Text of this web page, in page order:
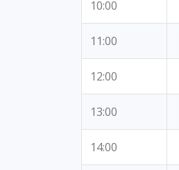
10:00
11:00
12:00
13:00
14:00